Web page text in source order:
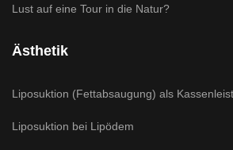
Lust auf eine Tour in die Natur?
Ästhetik
Liposuktion (Fettabsaugung) als
Liposuktion bei Lipödem